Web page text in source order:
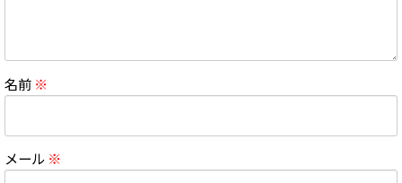
名前 ※
メール ※